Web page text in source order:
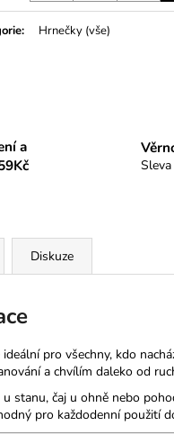
: Hrnečky (vše)
a
Diskuze
ideální pro všechny, kdo
a chvílím daleko od
stanu, čaj u ohně nebo
pro každodenní použití